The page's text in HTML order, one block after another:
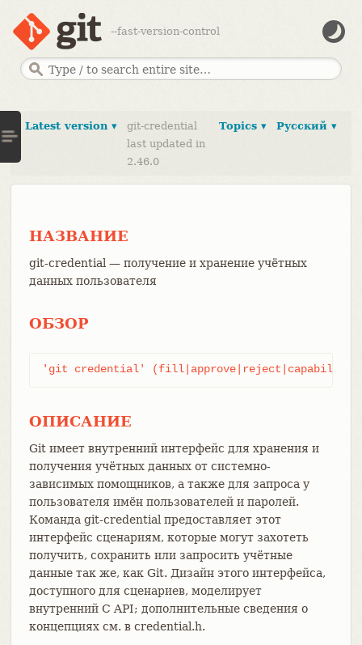
--fast-version-control
Русский ▾
Topics ▾
Latest version ▾
git-credential
last updated in
2.46.0
НАЗВАНИЕ
git-credential — получение и хранение учётных
данных пользователя
ОБЗОР
'git credential' (fill|approve|reject|capability)
ОПИСАНИЕ
Git имеет внутренний интерфейс для хранения и
получения учётных данных от системно-
зависимых помощников, а также для запроса у
пользователя имён пользователей и паролей.
Команда git-credential предоставляет этот
интерфейс сценариям, которые могут захотеть
получить, сохранить или запросить учётные
данные так же, как Git. Дизайн этого интерфейса,
доступного для сценариев, моделирует
внутренний C API; дополнительные сведения о
концепциях см. в credential.h.